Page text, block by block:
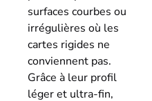
surfaces courbes ou
irrégulières où les
cartes rigides ne
conviennent pas.
Grâce à leur profil
léger et ultra-fin,